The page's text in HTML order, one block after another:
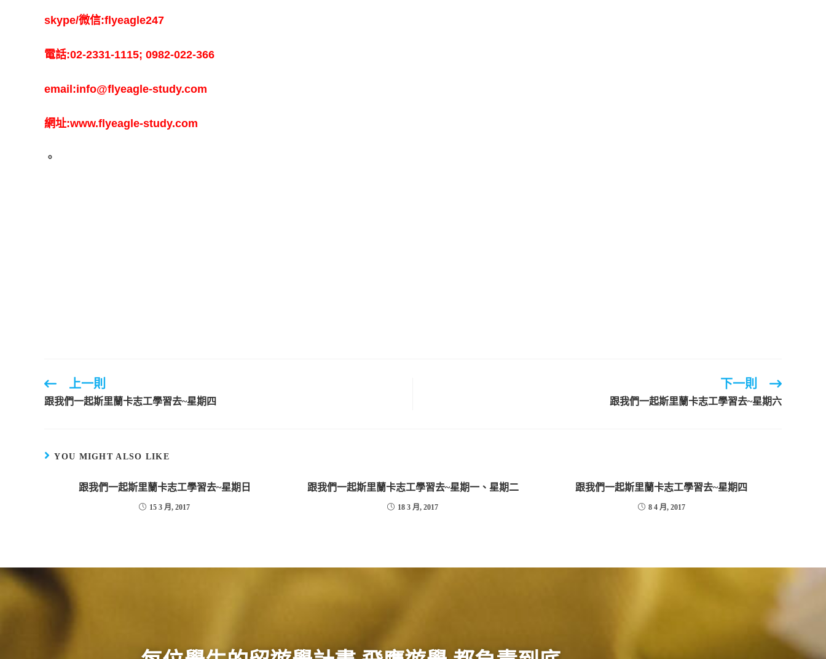
skype/微信:flyeagle247
電話:02-2331-1115; 0982-022-366
email:info@flyeagle-study.com
網址:www.flyeagle-study.com
。
上一則
跟我們一起斯里蘭卡志工學習去~星期四
下一則
跟我們一起斯里蘭卡志工學習去~星期六
YOU MIGHT ALSO LIKE
跟我們一起斯里蘭卡志工學習去~星期日
15 3 月, 2017
跟我們一起斯里蘭卡志工學習去~星期一、星期二
18 3 月, 2017
跟我們一起斯里蘭卡志工學習去~星期四
8 4 月, 2017